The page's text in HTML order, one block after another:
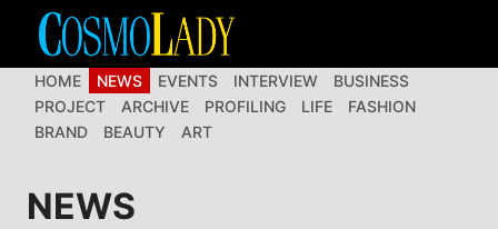
Перейти
вмістуHOME NEWS EVENTS INTERVIEW
BUSINESS
PROJECT
ARCHIVE PROFILING LIFE
FASHION
BRAND
BEAUTY ART
NEWS